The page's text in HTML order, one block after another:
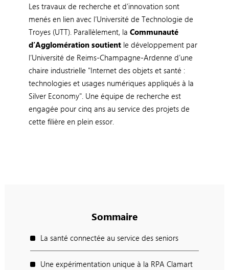
Les travaux de recherche et d’innovation sont
menés en lien avec l’Université de Technologie de
Troyes (UTT). Parallèlement, la Communauté
d’Agglomération soutient le développement par
l’Université de Reims-Champagne-Ardenne d’une
chaire industrielle "Internet des objets et santé :
technologies et usages numériques appliqués à la
Silver Economy". Une équipe de recherche est
engagée pour cinq ans au service des projets de
cette filière en plein essor.
Sommaire
La santé connectée au service des seniors
Une expérimentation unique à la RPA Clamart